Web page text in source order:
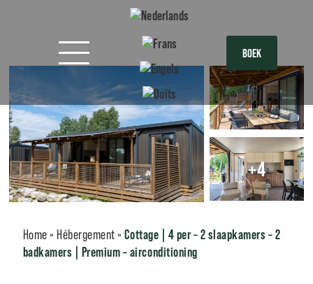
BOEK
+4
Home» Hébergement»Cottage | 4 per – 2 slaapkamers – 2
badkamers | Premium – airconditioning